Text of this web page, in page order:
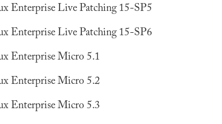
Enterprise Live Patching 15-SP5
Enterprise Live Patching 15-SP6
Enterprise Micro 5.1
Enterprise Micro 5.2
Enterprise Micro 5.3